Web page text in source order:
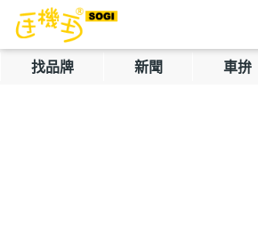
找品牌 新聞 車拚